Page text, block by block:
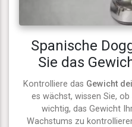
Spanische
Sie das
Kontrolliere das Gewicht
es wächst, wissen Sie,
wichtig, das Gewicht
Wachstums zu